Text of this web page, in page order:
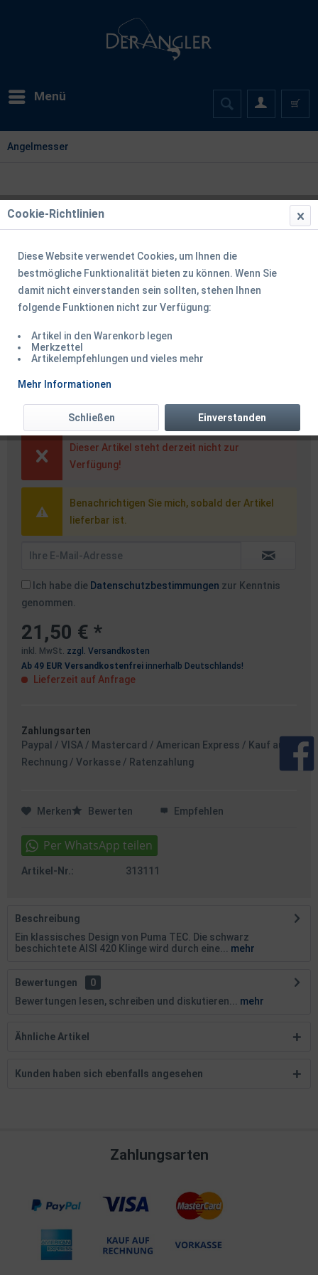
Menü
Angelmesser
Carbon
Dieser Artikel steht derzeit nicht zur
Verfügung!
Benachrichtigen Sie mich, sobald der Artikel
lieferbar ist.
Ich habe die Datenschutzbestimmungen zur Kenntnis
genommen.
21,50 € *
inkl. MwSt. zzgl. Versandkosten
Ab 49 EUR Versandkostenfrei innerhalb Deutschlands!
Lieferzeit auf Anfrage
Zahlungsarten
Paypal / VISA / Mastercard / American Express / Kauf auf
Rechnung / Vorkasse / Ratenzahlung
Merken Bewerten Empfehlen
Artikel-Nr.: 313111
Beschreibung
Ein klassisches Design von Puma TEC. Die schwarz
beschichtete AISI 420 Klinge wird durch eine...
mehr
Bewertungen
0
Bewertungen lesen, schreiben und diskutieren...
mehr
Ähnliche Artikel
Kunden haben sich ebenfalls angesehen
Zahlungsarten
Cookie-Richtlinien
Diese Website verwendet Cookies, um Ihnen die
bestmögliche Funktionalität bieten zu können. Wenn Sie
damit nicht einverstanden sein sollten, stehen Ihnen
folgende Funktionen nicht zur Verfügung:
Artikel in den Warenkorb legen
Merkzettel
Artikelempfehlungen und vieles mehr
Mehr Informationen
Einverstanden
Schließen